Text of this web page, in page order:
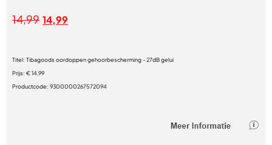
14,99 14,99
Titel:Tibagoods oordoppen gehoorbescherming - 27dB gelui
Prijs:€ 14,99
Productcode:9300000267572094